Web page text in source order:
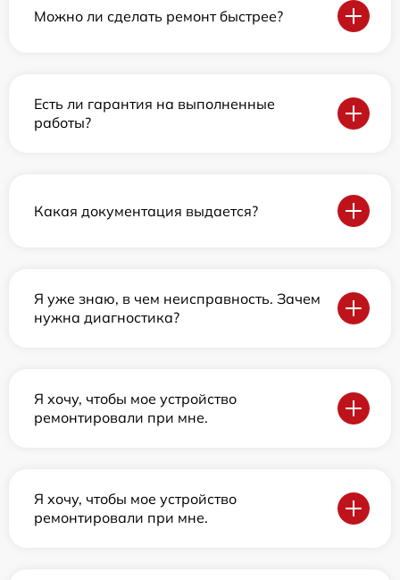
Можно ли сделать ремонт быстрее?
Есть ли гарантия на выполненные
работы?
Какая документация выдается?
Я уже знаю, в чем неисправность. Зачем
нужна диагностика?
Я хочу, чтобы мое устройство
ремонтировали при мне.
Я хочу, чтобы мое устройство
ремонтировали при мне.